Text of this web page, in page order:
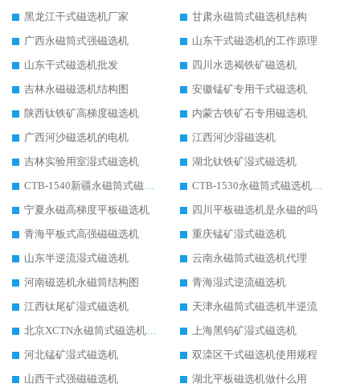
黑龙江干式磁选机厂家
甘肃永磁筒式磁选机结构
广西永磁筒式强磁选机
山东干式磁选机的工作原理
山东干式磁选机批发
四川水选褐铁矿磁选机
吉林永磁磁选机结构图
安徽锰矿专用干式磁选机
陕西钛铁矿高梯度磁选机
内蒙古铁矿石专用磁选机
广西河沙磁选机的电机
江西河沙湿磁选机
吉林实验用室湿式磁选机
湖北钛铁矿湿式磁选机
CTB-1540新疆永磁筒式磁选机
CTB-1530永磁筒式磁选机代理商
宁夏永磁高梯度平板磁选机
四川平板磁选机是永磁的吗
青海平板式高强磁磁选机
重庆锰矿湿式磁选机
山东半逆流湿式磁选机
云南永磁筒式磁选机代理
河南磁选机永磁筒结构图
青海湿式逆流磁选机
江西钛尾矿湿式磁选机
天津永磁筒式磁选机半逆流
北京XCTN永磁筒式磁选机磁块位置
上海黑钨矿湿式磁选机
河北锰矿湿式磁选机
双滦区干式磁选机使用规程
山西干式强磁磁选机
湖北平板磁选机做什么用